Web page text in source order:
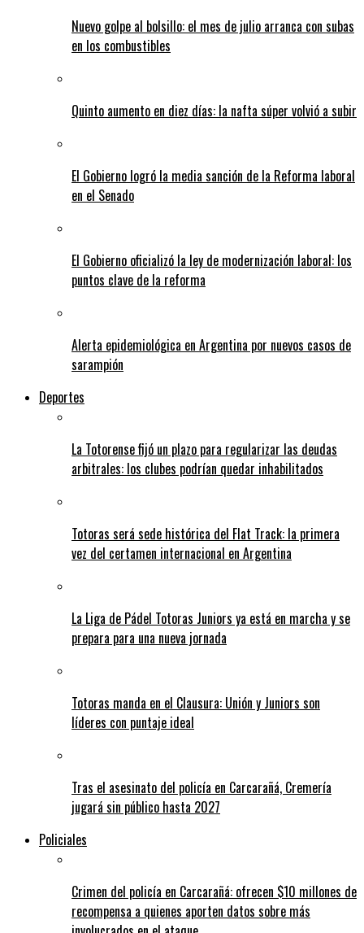
Nuevo golpe al bolsillo: el mes de julio arranca con subas
en los combustibles
Quinto aumento en diez días: la nafta súper volvió a subir
El Gobierno logró la media sanción de la Reforma laboral
en el Senado
El Gobierno oficializó la ley de modernización laboral: los
puntos clave de la reforma
Alerta epidemiológica en Argentina por nuevos casos de
sarampión
Deportes
La Totorense fijó un plazo para regularizar las deudas
arbitrales: los clubes podrían quedar inhabilitados
Totoras será sede histórica del Flat Track: la primera
vez del certamen internacional en Argentina
La Liga de Pádel Totoras Juniors ya está en marcha y se
prepara para una nueva jornada
Totoras manda en el Clausura: Unión y Juniors son
líderes con puntaje ideal
Tras el asesinato del policía en Carcarañá, Cremería
jugará sin público hasta 2027
Policiales
Crimen del policía en Carcarañá: ofrecen $10 millones de
recompensa a quienes aporten datos sobre más